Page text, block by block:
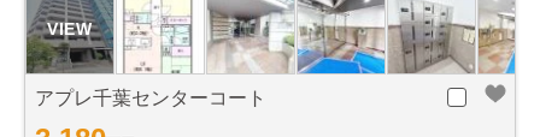
アプレ千葉センターコート